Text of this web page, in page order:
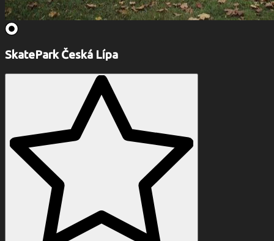
SkatePark Česká Lípa